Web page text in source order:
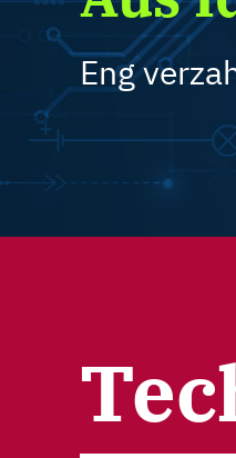
Eng